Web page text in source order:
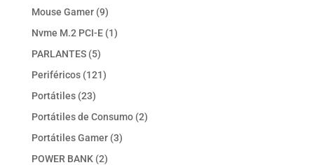
productos
Mouse Gamer 99
productos
Nvme M.2 PCI-E 11
PARLANTES 55
productos
Periféricos 121121
Portátiles 2323
productos
Portátiles de Consumo 22
Portátiles Gamer 33
POWER BANK 22